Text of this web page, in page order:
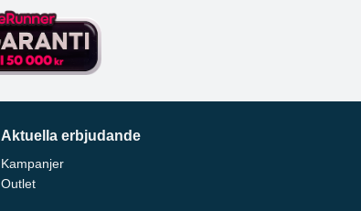
Aktuella erbjudande
Kampanjer
Outlet